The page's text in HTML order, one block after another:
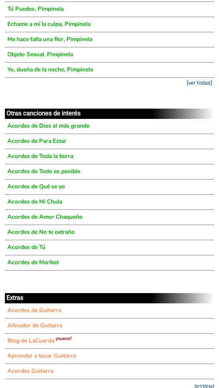
Tú Puedes, Pimpinela
Echame a mí la culpa, Pimpinela
Me hace falta una flor, Pimpinela
Objeto Sexual, Pimpinela
Yo, dueña de la noche, Pimpinela
[ver todas]
Otras canciones de interés
Acordes de Dios el más grande
Acordes de Para Estar
Acordes de Toda la tierra
Acordes de Todo es posible
Acordes de Qué se yo
Acordes de Mi Chula
Acordes de Amor Chaqueño
Acordes de No te extraño
Acordes de Tú
Acordes de Maribel
Extras
Acordes de Guitarra
Afinador de Guitarra
Blog de LaCuerda ¡nuevo!
Aprender a tocar Guitarra
Acordes Guitarra